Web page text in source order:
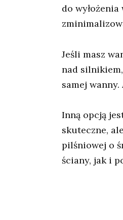
do
Jeśli masz
nad
samej
Inną opcją
skuteczne,
pilśniowej o
ściany, jak i